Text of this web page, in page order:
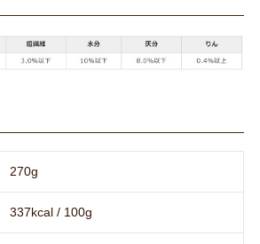
270g
337kcal / 100g